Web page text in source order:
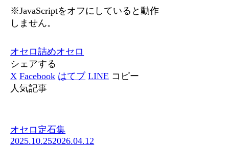
※JavaScriptをオフにしていると動作
しません。
オセロ詰めオセロ
シェアする
X Facebook はてブ LINE コピー
人気記事
オセロ定石集
2025.10.252026.04.12